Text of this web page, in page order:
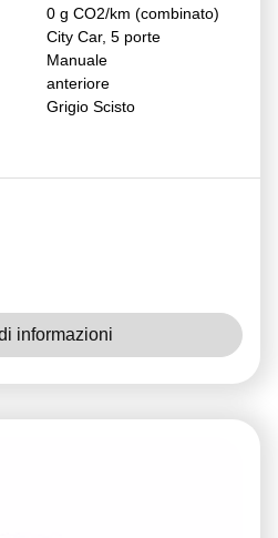
0 g CO2/km (combinato)
City Car, 5 porte
Manuale
anteriore
Grigio Scisto
informazioni